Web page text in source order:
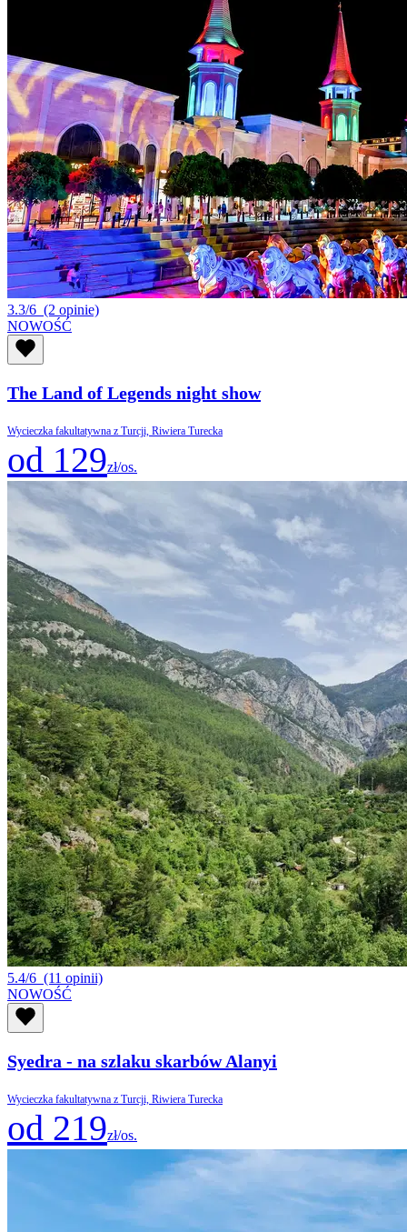
3.3/6 (2 opinie)
NOWOŚĆ
The Land of Legends night show
Wycieczka fakultatywna z Turcji, Riwiera Turecka
od 129zł/os.
5.4/6 (11 opinii)
NOWOŚĆ
Syedra - na szlaku skarbów Alanyi
Wycieczka fakultatywna z Turcji, Riwiera Turecka
od 219zł/os.